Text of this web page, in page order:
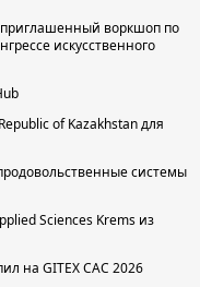
приглашенный воркшоп по
искусственного
of Kazakhstan для
системы
Sciences Krems из
на GITEX CAC 2026